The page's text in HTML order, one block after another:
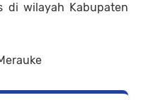
di wilayah Kabupaten